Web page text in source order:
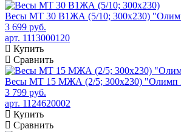
Весы МТ 30 В1ЖА (5/10; 300х230)
3 699 руб.
арт. 1113000120
Купить
Сравнить
Весы МТ 15 МЖА (2/5; 300х230) "Олимп
3 799 руб.
арт. 1124620002
Купить
Сравнить